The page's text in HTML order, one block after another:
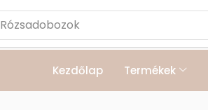
Rózsadobozok
Kezdőlap Termékek